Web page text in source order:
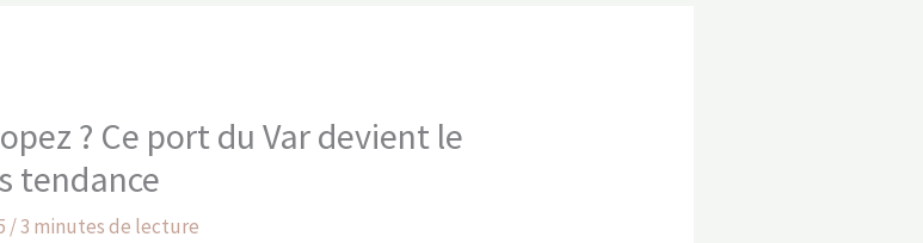
? Ce port du Var devient le
tendance
/3 minutes de lecture